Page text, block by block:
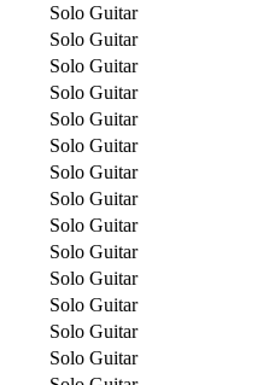
Solo Guitar
Solo Guitar
Solo Guitar
Solo Guitar
Solo Guitar
Solo Guitar
Solo Guitar
Solo Guitar
Solo Guitar
Solo Guitar
Solo Guitar
Solo Guitar
Solo Guitar
Solo Guitar